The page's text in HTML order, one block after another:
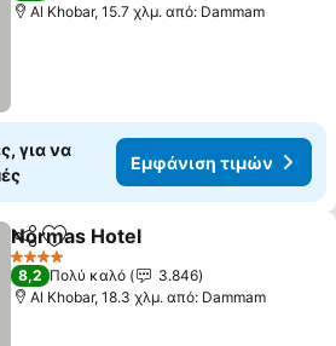
Al Khobar, 15.7 χλμ. από: Dammam
για να
Εμφάνιση τιμών
Κοινοποίηση
Προσθήκη στα αγαπημένα
Normas Hotel
4 Αστέρια
8,2 Πολύ καλό
3.846
Al Khobar, 18.3 χλμ. από: Dammam